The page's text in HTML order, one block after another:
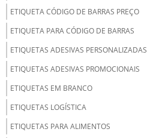
ETIQUETA CÓDIGO DE BARRAS PREÇO
ETIQUETA PARA CÓDIGO DE BARRAS
ETIQUETAS ADESIVAS PERSONALIZADAS
ETIQUETAS ADESIVAS PROMOCIONAIS
ETIQUETAS EM BRANCO
ETIQUETAS LOGÍSTICA
ETIQUETAS PARA ALIMENTOS